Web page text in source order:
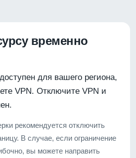
временно
для вашего региона,
VPN. Отключите VPN и
рекомендуется отключить
В случае, если ограничение
вы можете направить